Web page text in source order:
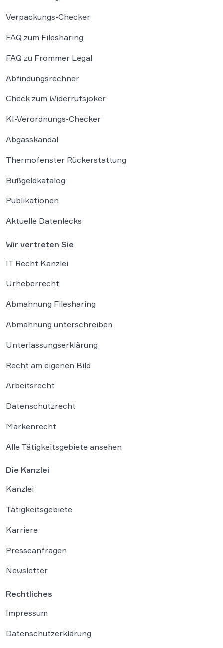
Verpackungs-Checker
FAQ zum Filesharing
FAQ zu Frommer Legal
Abfindungsrechner
Check zum Widerrufsjoker
KI-Verordnungs-Checker
Abgasskandal
Thermofenster Rückerstattung
Bußgeldkatalog
Publikationen
Aktuelle Datenlecks
Wir vertreten Sie
IT Recht Kanzlei
Urheberrecht
Abmahnung Filesharing
Abmahnung unterschreiben
Unterlassungserklärung
Recht am eigenen Bild
Arbeitsrecht
Datenschutzrecht
Markenrecht
Alle Tätigkeitsgebiete ansehen
Die Kanzlei
Kanzlei
Tätigkeitsgebiete
Karriere
Presseanfragen
Newsletter
Rechtliches
Impressum
Datenschutzerklärung